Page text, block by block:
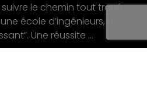
à rencontrer Olivia de
Terre de Milpa, une ferme
située aux abords
Lyon. ...